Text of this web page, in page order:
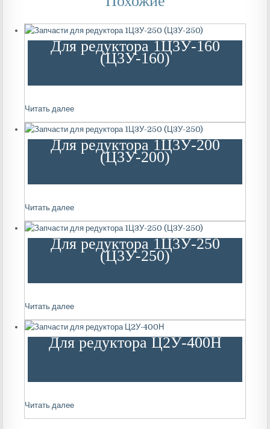
Для редуктора 1Ц3У-160
(Ц3У-160)
Читать далее
Для редуктора 1Ц3У-200
(Ц3У-200)
Читать далее
Для редуктора 1Ц3У-250
(Ц3У-250)
Читать далее
Для редуктора Ц2У-400Н
Читать далее